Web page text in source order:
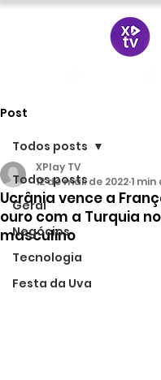
Post
Todos posts
Geral
Negócios
Tecnologia
Festa da Uva
Todos posts
Ucrânia vence a
ouro com a Turquia
masculino
XPlay TV
12 de mai. de 20221